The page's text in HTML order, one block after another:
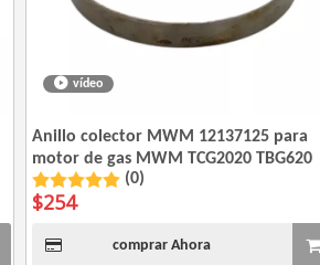
vídeo
Anillo colector MWM 12137125 para
motor de gas MWM TCG2020 TBG620
(0)
$254
comprar Ahora